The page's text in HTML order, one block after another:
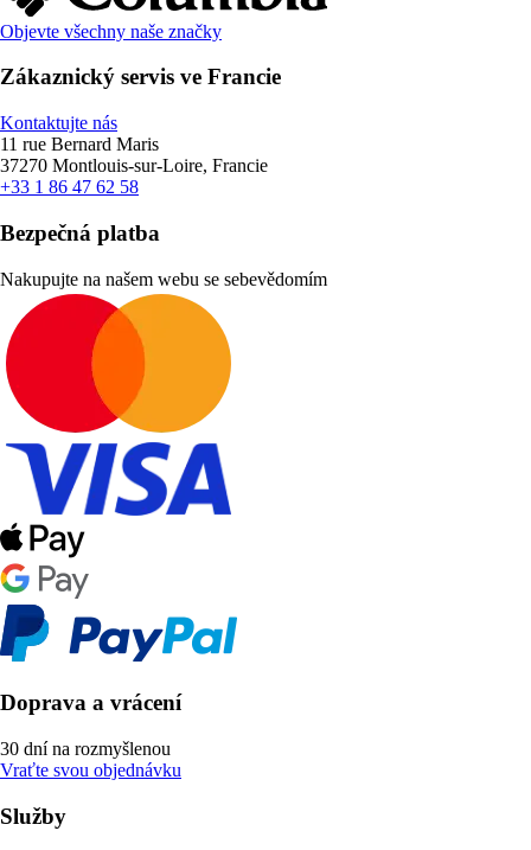
Objevte všechny naše značky
Zákaznický servis ve Francie
Kontaktujte nás
11 rue Bernard Maris
37270 Montlouis-sur-Loire, Francie
+33 1 86 47 62 58
Bezpečná platba
Nakupujte na našem webu se sebevědomím
Doprava a vrácení
30 dní na rozmyšlenou
Vraťte svou objednávku
Služby